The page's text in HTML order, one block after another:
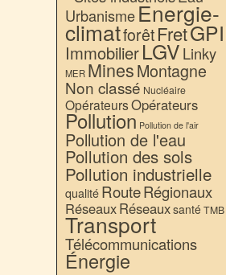
UrbanismeEnergie-
climatforêtFret
ImmobilierLGVLinky
MER MinesMontagne
Non classé Nucléaire
OpérateursOpérateurs
Pollution Pollution de l'air
Pollution de l'eau
Pollution des sols
Pollution industrielle
qualité RouteRégionaux
RéseauxRéseauxsantéTMB
Transport
Télécommunications
Énergie